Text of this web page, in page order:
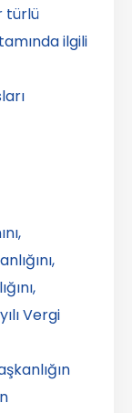
türlü
ilgili
Vergi